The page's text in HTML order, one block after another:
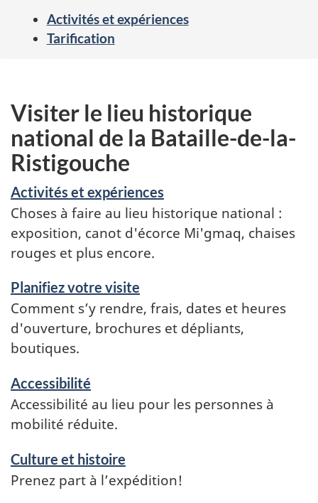
Activités et expériences
Tarification
Visiter le lieu historique
national de la Bataille-de-la-
Ristigouche
Activités et expériences
Choses à faire au lieu historique national :
exposition, canot d'écorce Mi'gmaq, chaises
rouges et plus encore.
Planifiez votre visite
Comment s’y rendre, frais, dates et heures
d'ouverture, brochures et dépliants,
boutiques.
Accessibilité
Accessibilité au lieu pour les personnes à
mobilité réduite.
Culture et histoire
Prenez part à l’expédition!